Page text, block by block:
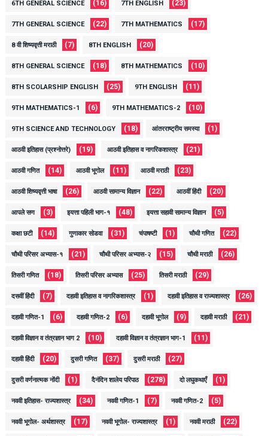
6TH GENERAL SCIENCE (16) 7TH ENGLISH (23)
7TH GENERAL SCIENCE (22) 7TH MATHEMATICS (17)
8 वी शिष्यवृत्ती मराठी (7) 8TH ENGLISH (20)
8TH GENERAL SCIENCE (18) 8TH MATHEMATICS (10)
8TH SCOLARSHIP ENGLISH (25) 9TH ENGLISH (11)
9TH MATHEMATICS-1 (6) 9TH MATHEMATICS-2 (10)
9TH SCIENCE AND TECHNOLOGY (18) आंतरराष्ट्रीय समस्या (1)
आठवी इतिहास (प्रश्नोत्तरे) (19) आठवी इतिहास व नागरिकशास्त्र (21)
आठवी गणित (14) आठवी भूगोल (11) आठवी मराठी (23)
आठवी शिष्यवृत्ती भाषा (26) आठवी सामान्य विज्ञान (22) आठवीं हिंदी (20)
आपले सण (3) इयत्ता पहिली भाग-१ (48) इयत्ता सहावी सामान्य विज्ञान (5)
कक्षा छटी (14) गुणाकार सोडवा (31) चंपाषष्टी (1) चौथी गणित (22)
चौथी परिसर अभ्यास-१ (21) चौथी परिसर अभ्यास-२ (15) चौथी मराठी (26)
तिसरी गणित (18) तिसरी परिसर अभ्यास (25) तिसरी मराठी (29)
दसवीं हिंदी (7) दहावी इतिहास व नागरिकशास्त्र (1) दहावी इतिहास व राज्यशास्त्र (26)
दहावी गणित-1 (6) दहावी गणित-2 (6) दहावी भूगोल (9) दहावी मराठी (21)
दहावी विज्ञान व तंत्रज्ञान भाग 2 (10) दहावी विज्ञान व तंत्रज्ञान भाग-1 (11)
दहावी हिंदी (20) दुसरी गणित (37) दुसरी मराठी (27)
दुसरी वर्णनात्मक नोंदी (1) दैनंदिन शालेय परिपाठ (278) दो लघुकथाएँ (1)
नववी इतिहास- राज्यशास्त्र (34) नववी गणित-1 (7) नववी गणित-2 (5)
नववी भूगोल- अर्थशास्त्र (17) नववी भूगोल- राज्यशास्त्र (1) नववी मराठी (22)